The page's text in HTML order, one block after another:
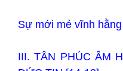
Sự mới mẻ vĩnh
III. TÂN PHÚC ÂM